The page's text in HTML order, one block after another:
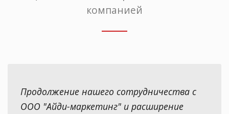
компанией
Продолжение нашего сотрудничества с
ООО "Айди-маркетинг" и расширение